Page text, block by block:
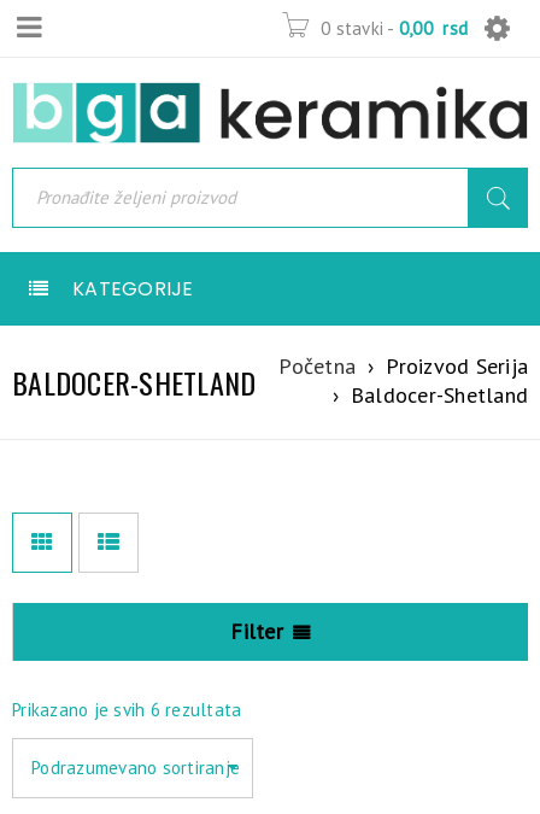
0 stavki - 0,00 rsd
KATEGORIJE
BALDOCER-SHETLAND Početna › Proizvod Serija
› Baldocer-Shetland
Filter
Prikazano je svih 6 rezultata
Podrazumevano sortiranje